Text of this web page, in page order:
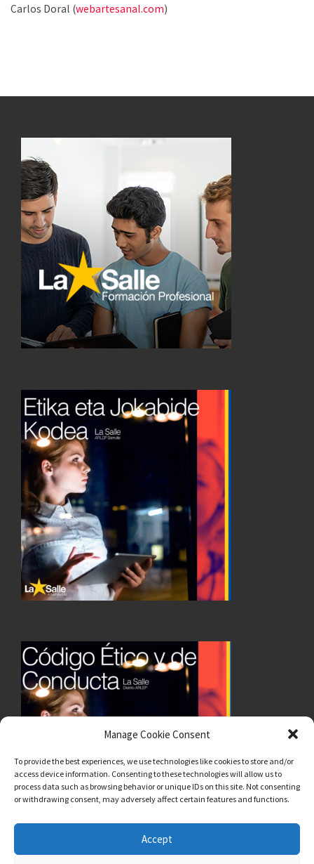
Manage Cookie Consent
To provide the best experiences, we use technologies like cookies to store and/or
access device information. Consenting to these technologies will allow us to
process data such as browsing behavior or unique IDs on this site. Not consenting
or withdrawing consent, may adversely affect certain features and functions.
Accept
Carlos Doral (webartesanal.com)